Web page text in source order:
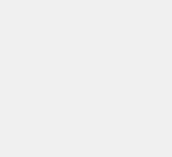
データ
調査や分析
供するAI搭
ータ運用の